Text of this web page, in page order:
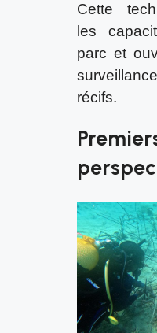
Cette
les
parc et
récifs.